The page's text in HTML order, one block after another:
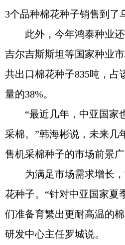
3个品种棉花种子销售到了
此外，今年鸿泰种业
吉尔吉斯斯坦等国家种业
共出口棉花种子835吨，占
量的38%。
“最近几年，中亚国家
采棉。”韩海彬说，未来几
售机采棉种子的市场前景广
为满足市场需求增长
花种子。“针对中亚国家夏
们准备育繁出更耐高温的
研发中心主任罗城说。